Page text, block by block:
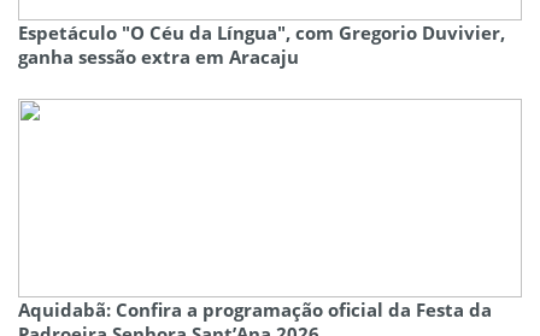
Espetáculo "O Céu da Língua", com Gregorio Duvivier,
ganha sessão extra em Aracaju
Aquidabã: Confira a programação oficial da Festa da